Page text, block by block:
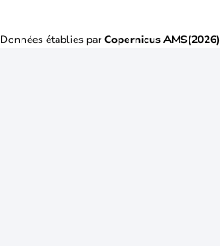
Données établies parCopernicus AMS(2026)